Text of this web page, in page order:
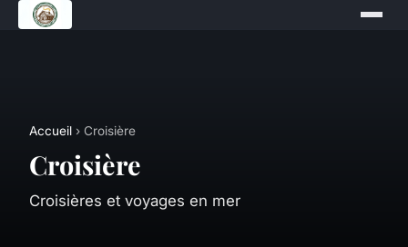
Accueil › Croisière
Croisière
Croisières et voyages en mer